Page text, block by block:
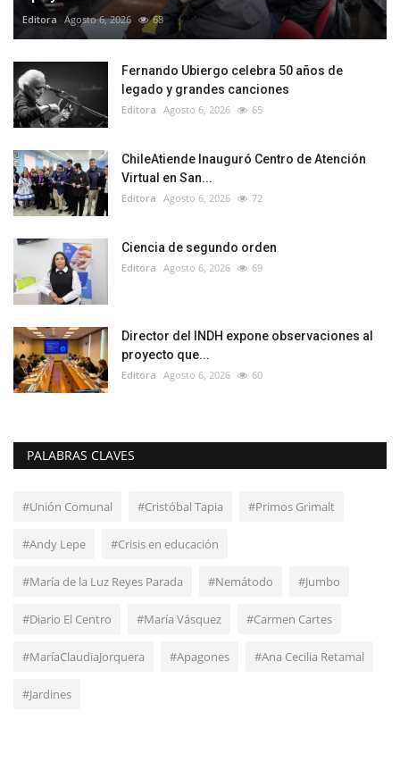
Editora Agosto 6, 2026 68
Fernando Ubiergo celebra 50 años de
legado y grandes canciones
Editora Agosto 6, 2026 65
ChileAtiende Inauguró Centro de Atención
Virtual en San...
Editora Agosto 6, 2026 72
Ciencia de segundo orden
Editora Agosto 6, 2026 69
Director del INDH expone observaciones al
proyecto que...
Editora Agosto 6, 2026 60
PALABRAS CLAVES
#Unión Comunal #Cristóbal Tapia #Primos Grimalt
#Andy Lepe #Crisis en educación
#María de la Luz Reyes Parada #Nemátodo #Jumbo
#Diario El Centro #María Vásquez #Carmen Cartes
#MaríaClaudiaJorquera #Apagones #Ana Cecilia Retamal
#Jardines